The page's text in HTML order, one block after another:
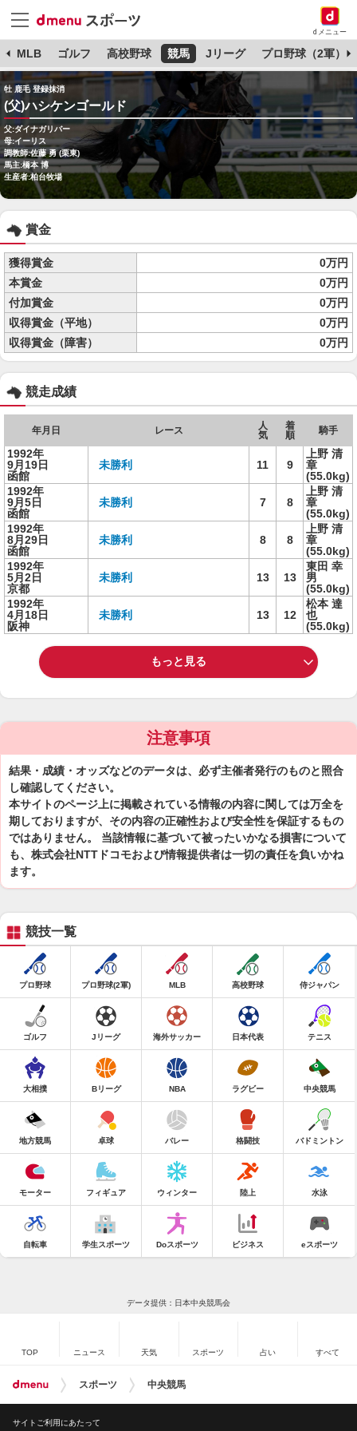
dメニュー
MLB ゴルフ 高校野球 競馬 Jリーグ プロ野球（2軍）
牡 鹿毛 登録抹消
(父)ハシケンゴールド
父:ダイナガリバー
母:イーリス
調教師:佐藤 勇 (栗東)
馬主:橋本 博
生産者:柏台牧場
賞金
獲得賞金
0万円
本賞金
0万円
付加賞金
0万円
収得賞金（平地）
0万円
収得賞金（障害）
0万円
競走成績
年月日 レース
人
気
着
順
騎手
1992年
9月19日
函館
未勝利 11 9
上野 清
章
(55.0kg)
1992年
9月5日
函館
未勝利 7 8
上野 清
章
(55.0kg)
1992年
8月29日
函館
未勝利 8 8
上野 清
章
(55.0kg)
1992年
5月2日
京都
未勝利 13 13
東田 幸
男
(55.0kg)
1992年
4月18日
阪神
未勝利 13 12
松本 達
也
(55.0kg)
もっと見る
注意事項
結果・成績・オッズなどのデータは、必ず主催者発行のものと照合
し確認してください。
本サイトのページ上に掲載されている情報の内容に関しては万全を
期しておりますが、その内容の正確性および安全性を保証するもの
ではありません。 当該情報に基づいて被ったいかなる損害について
も、株式会社NTTドコモおよび情報提供者は一切の責任を負いかね
ます。
競技一覧
プロ野球 プロ野球(2軍) MLB 高校野球 侍ジャパン
ゴルフ Jリーグ 海外サッカー 日本代表 テニス
大相撲 Bリーグ NBA ラグビー 中央競馬
地方競馬 卓球 バレー 格闘技 バドミントン
モーター フィギュア ウィンター 陸上 水泳
自転車 学生スポーツ Doスポーツ ビジネス eスポーツ
データ提供：日本中央競馬会
TOP ニュース 天気 スポーツ 占い すべて
スポーツ 中央競馬
サイトご利用にあたって